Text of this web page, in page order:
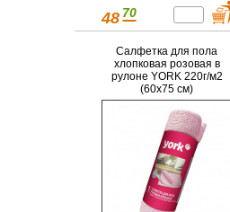
48 70
Салфетка для пола
хлопковая розовая в
рулоне YORK 220г/м2
(60х75 см)